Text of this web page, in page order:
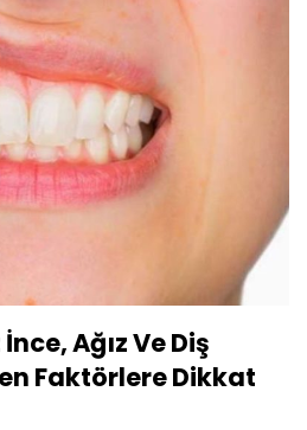
Ağız Ve Diş
Faktörlere Dikkat